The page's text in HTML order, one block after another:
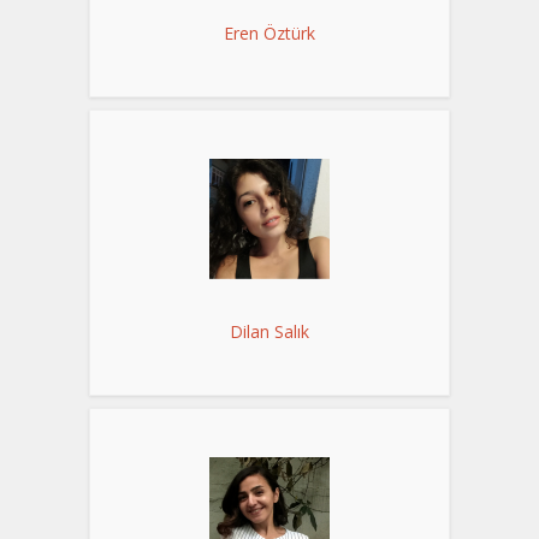
Eren Öztürk
Dilan Salık